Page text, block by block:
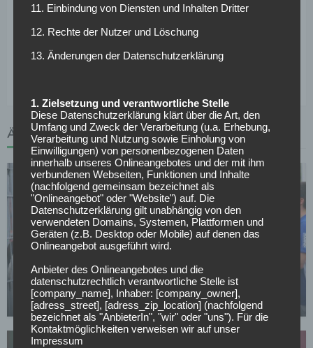
genannten Vereine intensivieren. Grundsätzlich ist aber
Flügelspieler im Verein halten möchte. Im Normalfall
dürfte sich in der neuen Saison auch seine Spielzeit in
ÄHNLICHE ARTIKEL
Schalke verleiht Torwart nach Norwegen
14.07.2026
11. Einbindung von Diensten und Inhalten Dritter
12. Rechte der Nutzer und Löschung
13. Änderungen der Datenschutzerklärung
1. Zielsetzung und verantwortliche Stelle
Diese Datenschutzerklärung klärt über die Art, den
Umfang und Zweck der Verarbeitung (u.a. Erhebung,
Verarbeitung und Nutzung sowie Einholung von
Einwilligungen) von personenbezogenen Daten
innerhalb unseres Onlineangebotes und der mit ihm
verbundenen Webseiten, Funktionen und Inhalte
(nachfolgend gemeinsam bezeichnet als
"Onlineangebot" oder "Website") auf. Die
Datenschutzerklärung gilt unabhängig von den
verwendeten Domains, Systemen, Plattformen und
Geräten (z.B. Desktop oder Mobile) auf denen das
Onlineangebot ausgeführt wird.
Anbieter des Onlineangebotes und die
datenschutzrechtlich verantwortliche Stelle ist
[company_name], Inhaber: [company_owner],
[adress_street], [adress_zip_location] (nachfolgend
bezeichnet als "AnbieterIn", "wir" oder "uns"). Für die
Kontaktmöglichkeiten verweisen wir auf unser
Impressum